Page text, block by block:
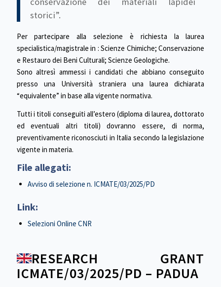
storici”.
Per partecipare alla selezione è richiesta la laurea
specialistica/magistrale in : Scienze Chimiche; Conservazione
e Restauro dei Beni Culturali; Scienze Geologiche.
Sono altresì ammessi i candidati che abbiano conseguito
presso una Università straniera una laurea dichiarata
“equivalente” in base alla vigente normativa.
Tutti i titoli conseguiti all’estero (diploma di laurea, dottorato
ed eventuali altri titoli) dovranno essere, di norma,
preventivamente riconosciuti in Italia secondo la legislazione
vigente in materia.
File allegati:
Avviso di selezione n. ICMATE/03/2025/PD
Link:
Selezioni Online CNR
RESEARCH GRANT
ICMATE/03/2025/PD – PADUA